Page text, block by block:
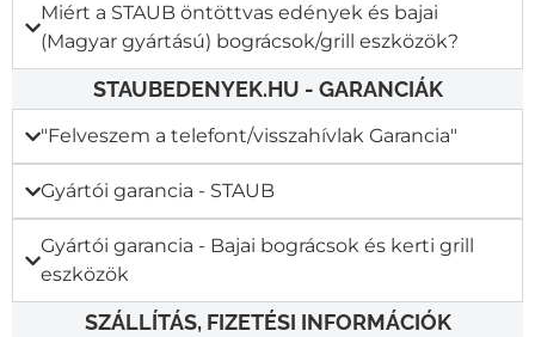
Miért a STAUB öntöttvas edények és bajai
(Magyar gyártású) bográcsok/grill eszközök?
STAUBEDENYEK.HU - GARANCIÁK
"Felveszem a telefont/visszahívlak Garancia"​
Gyártói garancia - STAUB
Gyártói garancia - Bajai bográcsok és kerti grill
eszközök
SZÁLLÍTÁS, FIZETÉSI INFORMÁCIÓK